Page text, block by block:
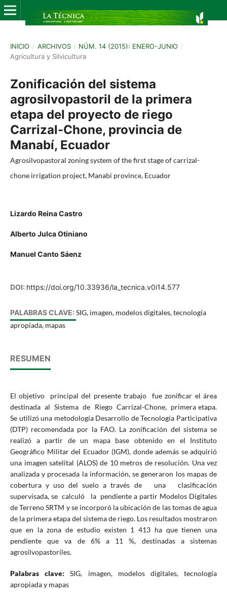
INICIO / ARCHIVOS / NÚM. 14 (2015): ENERO-JUNIO /
Agricultura y Silvicultura
Zonificación del sistema
agrosilvopastoril de la primera
etapa del proyecto de riego
Carrizal-Chone, provincia de
Manabí, Ecuador
Agrosilvopastoral zoning system of the first stage of carrizal-
chone irrigation project, Manabi province, Ecuador
Lizardo Reina Castro
Alberto Julca Otiniano
Manuel Canto Sáenz
DOI: https://doi.org/10.33936/la_tecnica.v0i14.577
PALABRAS CLAVE: SIG, imagen, modelos digitales, tecnología
apropiada, mapas
RESUMEN
El objetivo principal del presente trabajo fue zonificar el área
destinada al Sistema de Riego Carrizal-Chone, primera etapa.
Se utilizó una metodología Desarrollo de Tecnología Participativa
(DTP) recomendada por la FAO. La zonificación del sistema se
realizó a partir de un mapa base obtenido en el Instituto
Geográfico Militar del Ecuador (IGM), donde además se adquirió
una imagen satelital (ALOS) de 10 metros de resolución. Una vez
analizada y procesada la información, se generaron los mapas de
cobertura y uso del suelo a través de una clasificación
supervisada, se calculó la pendiente a partir Modelos Digitales
de Terreno SRTM y se incorporó la ubicación de las tomas de agua
de la primera etapa del sistema de riego. Los resultados mostraron
que en la zona de estudio existen 1 413 ha que tienen una
pendiente que va de 6% a 11 %, destinadas a sistemas
agrosilvopastoriles.
Palabras clave: SIG, imagen, modelos digitales, tecnología
apropiada y mapas